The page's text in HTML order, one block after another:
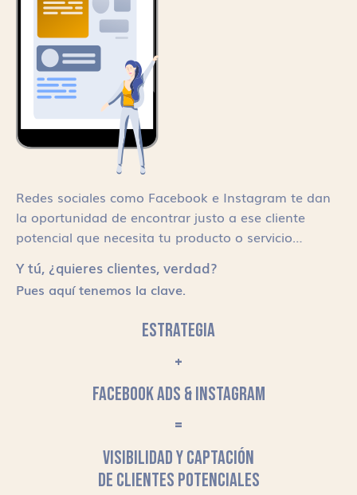
Redes sociales como Facebook e Instagram te dan
la oportunidad de encontrar justo a ese cliente
potencial que necesita tu producto o servicio…
Y tú, ¿quieres clientes, verdad?
Pues aquí tenemos la clave.
ESTRATEGIA
+
FACEBOOK ADS & INSTAGRAM
=
VISIBILIDAD Y CAPTACIÓN
DE CLIENTES POTENCIALES